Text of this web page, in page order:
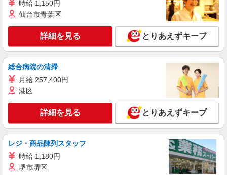
ケンタッキーフライドチキン 綱島店
カウンター・キッチンスタッフ ＜優先募集日
時＞平日（月〜金） 18:00〜23:00
神奈川県横浜市港北区綱島西1-8-1
キープ 詳細を見る
ケンタッキーフライドチキン 大倉山店
カウンター・キッチンスタッフ ＜優先募集日
時＞日曜 フルタイム
時給1300円
神奈川県横浜市港北区大倉山2-1-14
時給 1,150円
仙台市青葉区
詳細を見る とりあえずキープ
総合病院の清掃
月給 257,400円
港区
詳細を見る とりあえずキープ
レジ・商品陳列スタッフ
時給 1,180円
堺市堺区